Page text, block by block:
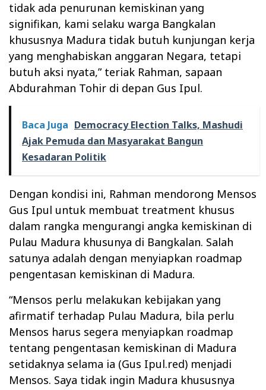
tidak ada penurunan kemiskinan yang
signifikan, kami selaku warga Bangkalan
khususnya Madura tidak butuh kunjungan kerja
yang menghabiskan anggaran Negara, tetapi
butuh aksi nyata,” teriak Rahman, sapaan
Abdurahman Tohir di depan Gus Ipul.
Baca Juga Democracy Election Talks, Mashudi
Ajak Pemuda dan Masyarakat Bangun
Kesadaran Politik
Dengan kondisi ini, Rahman mendorong Mensos
Gus Ipul untuk membuat treatment khusus
dalam rangka mengurangi angka kemiskinan di
Pulau Madura khusunya di Bangkalan. Salah
satunya adalah dengan menyiapkan roadmap
pengentasan kemiskinan di Madura.
“Mensos perlu melakukan kebijakan yang
afirmatif terhadap Pulau Madura, bila perlu
Mensos harus segera menyiapkan roadmap
tentang pengentasan kemiskinan di Madura
setidaknya selama ia (Gus Ipul.red) menjadi
Mensos. Saya tidak ingin Madura khususnya